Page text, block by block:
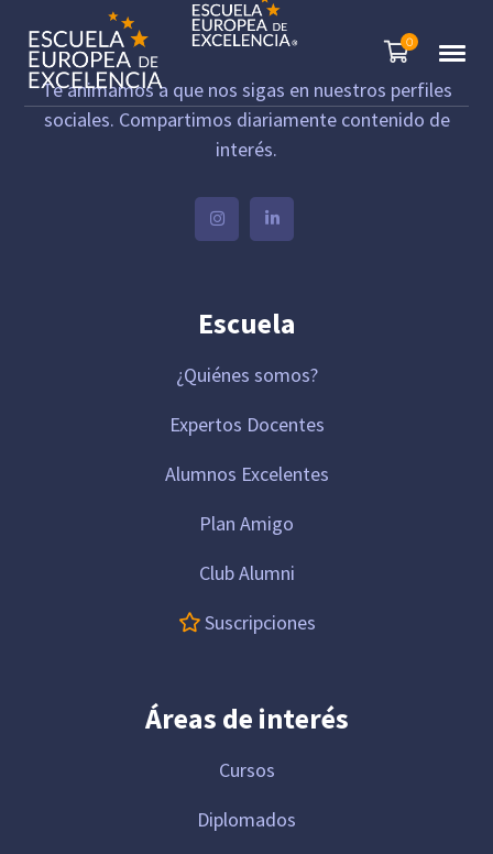
0
Te animamos a que nos sigas en nuestros perfiles
sociales. Compartimos diariamente contenido de
interés.
Escuela
¿Quiénes somos?
Expertos Docentes
Alumnos Excelentes
Plan Amigo
Club Alumni
Suscripciones
Áreas de interés
Cursos
Diplomados